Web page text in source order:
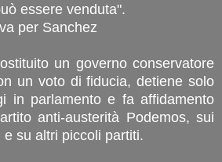
essere venduta".
per Sanchez
un governo conservatore
un voto di fiducia, detiene solo
in parlamento e fa affidamento
anti-austerità Podemos, sui
su altri piccoli partiti.